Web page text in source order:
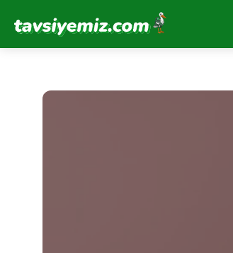
Tavsiyemiz Anasayfa